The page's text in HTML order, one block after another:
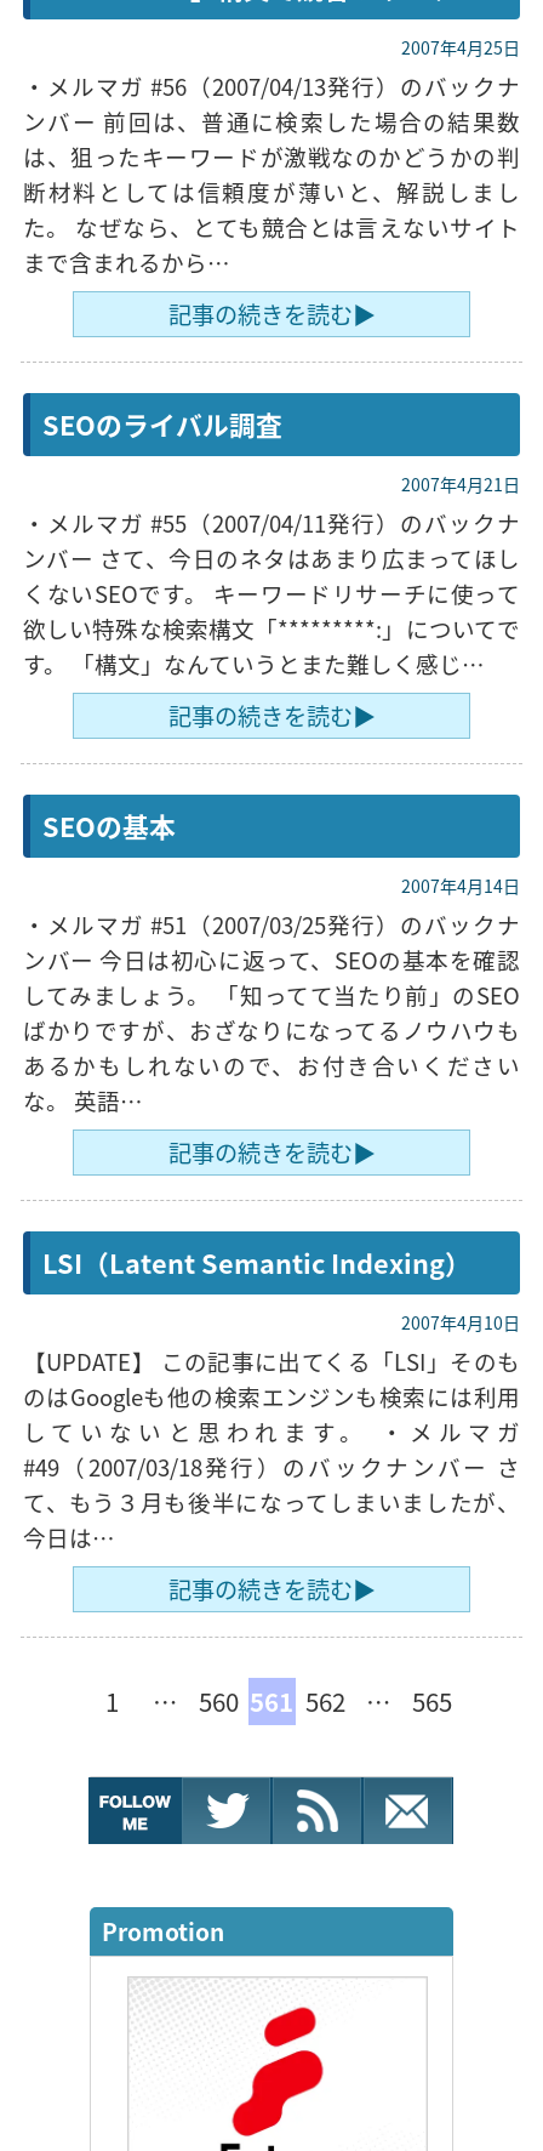
2007年4月25日
・メルマガ #56（2007/04/13発行）のバックナ
ンバー 前回は、普通に検索した場合の結果数
は、狙ったキーワードが激戦なのかどうかの判
断材料としては信頼度が薄いと、解説しまし
た。 なぜなら、とても競合とは言えないサイト
まで含まれるから…
記事の続きを読む▶
SEOのライバル調査
2007年4月21日
・メルマガ #55（2007/04/11発行）のバックナ
ンバー さて、今日のネタはあまり広まってほし
くないSEOです。 キーワードリサーチに使って
欲しい特殊な検索構文「*********:」についてで
す。 「構文」なんていうとまた難しく感じ…
記事の続きを読む▶
SEOの基本
2007年4月14日
・メルマガ #51（2007/03/25発行）のバックナ
ンバー 今日は初心に返って、SEOの基本を確認
してみましょう。 「知ってて当たり前」のSEO
ばかりですが、おざなりになってるノウハウも
あるかもしれないので、お付き合いください
な。 英語…
記事の続きを読む▶
LSI（Latent Semantic Indexing）
2007年4月10日
【UPDATE】 この記事に出てくる「LSI」そのも
のはGoogleも他の検索エンジンも検索には利用
していないと思われます。 ・メルマガ
#49（2007/03/18発行）のバックナンバー さ
て、もう３月も後半になってしまいましたが、
今日は…
記事の続きを読む▶
1 … 560 561 562 … 565
Promotion